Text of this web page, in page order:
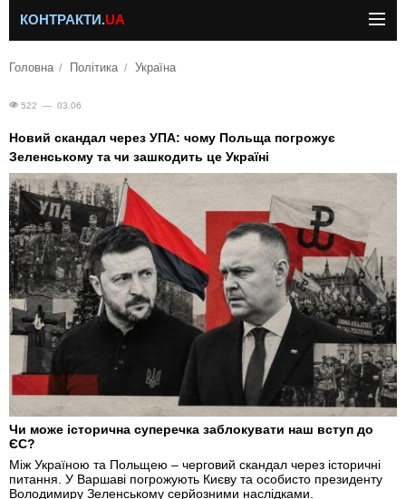
КОНТРАКТИ.UA
Головна Політика Україна
522 — 03.06
Новий скандал через УПА: чому Польща погрожує
Зеленському та чи зашкодить це Україні
Чи може історична суперечка заблокувати наш вступ до
ЄС?
Між Україною та Польщею – черговий скандал через історичні
питання. У Варшаві погрожують Києву та особисто президенту
Володимиру Зеленському серйозними наслідками.